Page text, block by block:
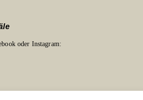
oder Instagram: